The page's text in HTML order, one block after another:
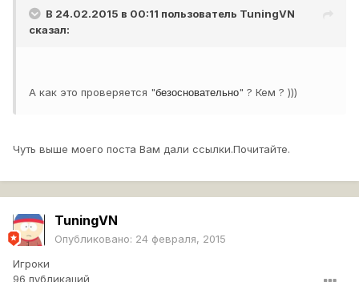
В 24.02.2015 в 00:11 пользователь TuningVN
сказал:
А как это проверяется "безосновательно" ? Кем ? )))
Чуть выше моего поста Вам дали ссылки.Почитайте.
TuningVN
Опубликовано: 24 февраля, 2015
Игроки
96 публикаций